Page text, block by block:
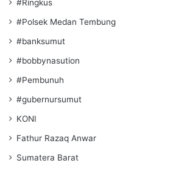
#Ringkus
#Polsek Medan Tembung
#banksumut
#bobbynasution
#Pembunuh
#gubernursumut
KONI
Fathur Razaq Anwar
Sumatera Barat